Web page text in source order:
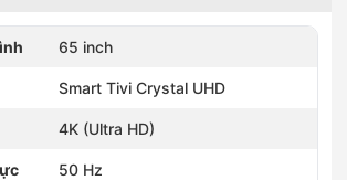
65 inch
Smart Tivi Crystal UHD
4K (Ultra HD)
50 Hz